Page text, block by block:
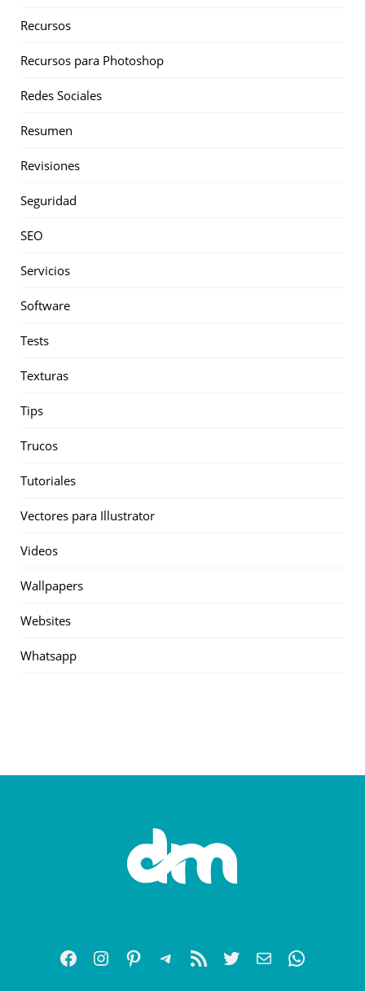
Recursos
Recursos para Photoshop
Redes Sociales
Resumen
Revisiones
Seguridad
SEO
Servicios
Software
Tests
Texturas
Tips
Trucos
Tutoriales
Vectores para Illustrator
Videos
Wallpapers
Websites
Whatsapp